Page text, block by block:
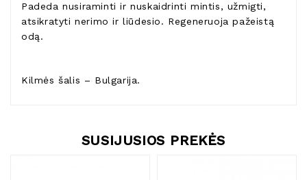
Padeda nusiraminti ir nuskaidrinti mintis, užmigti,
atsikratyti nerimo ir liūdesio. Regeneruoja pažeistą
odą.
Kilmės šalis – Bulgarija.
SUSIJUSIOS PREKĖS